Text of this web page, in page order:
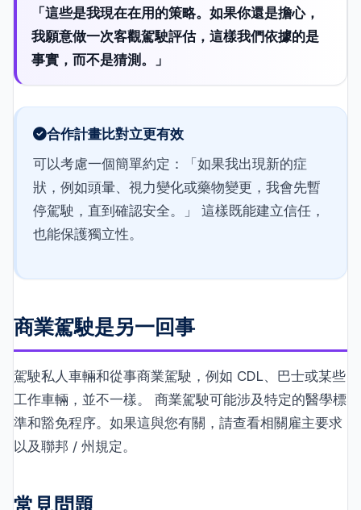
「這些是我現在在用的策略。如果你還是擔心，
我願意做一次客觀駕駛評估，這樣我們依據的是
事實，而不是猜測。」
合作計畫比對立更有效
可以考慮一個簡單約定：「如果我出現新的症
狀，例如頭暈、視力變化或藥物變更，我會先暫
停駕駛，直到確認安全。」 這樣既能建立信任，
也能保護獨立性。
商業駕駛是另一回事
駕駛私人車輛和從事商業駕駛，例如 CDL、巴士或某些
工作車輛，並不一樣。 商業駕駛可能涉及特定的醫學標
準和豁免程序。如果這與您有關，請查看相關雇主要求
以及聯邦 / 州規定。